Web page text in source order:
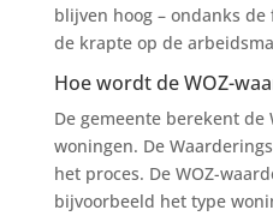
blijven hoog – ondanks
de krapte op de
Hoe wordt de WOZ-
De gemeente berekent de
woningen. De
het proces. De WOZ-
bijvoorbeeld het type